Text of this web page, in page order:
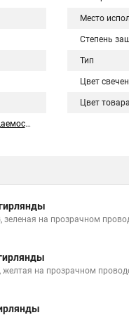
Водонепроницаемость
Место
Степень
Тип
Цвет
Цвет товара
зеленая на прозрачном
желтая на прозрачном